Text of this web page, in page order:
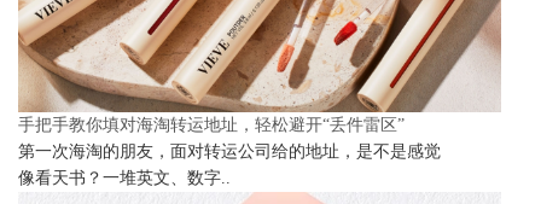
手把手教你填对海淘转运地址，轻松避开“丢件雷区”
第一次海淘的朋友，面对转运公司给的地址，是不是感觉
像看天书？一堆英文、数字..